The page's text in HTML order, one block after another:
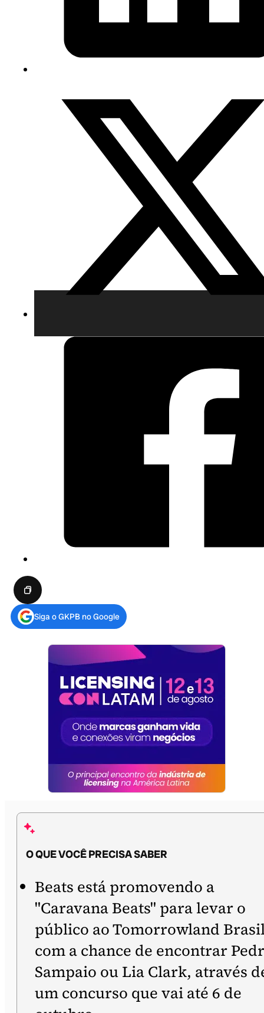
Siga o GKPB no Google
O QUE VOCÊ PRECISA SABER
Beats está promovendo a
"Caravana Beats" para levar o
público ao Tomorrowland
com a chance de encontrar
Sampaio ou Lia Clark, através
um concurso que vai até 6 de